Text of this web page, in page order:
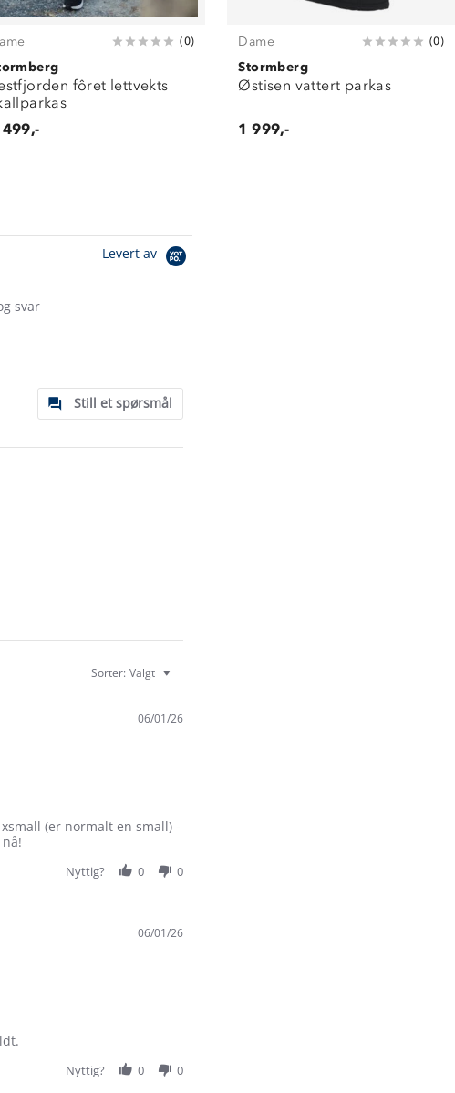
(0)
fôret lettvekts
499,-
Dame (0)
Stormberg
Østisen vattert parkas
1 999,-
Levert av
svar
Still et spørsmål
Sorter: Valgt
06/01/26
(er normalt en small) -
Nyttig? 0 0
06/01/26
Nyttig? 0 0